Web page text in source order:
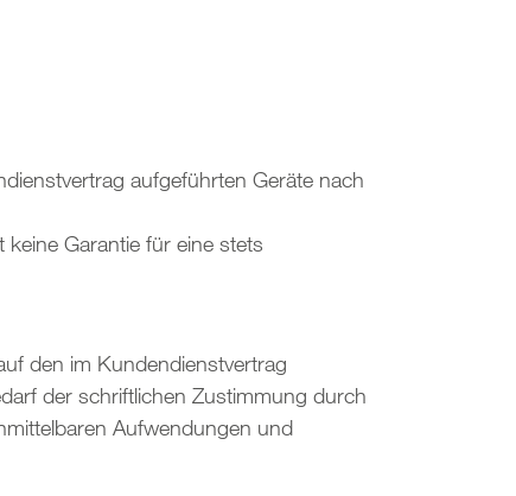
aufgeführten Geräte nach
Garantie für eine stets
den im Kundendienstvertrag
der schriftlichen Zustimmung durch
Aufwendungen und